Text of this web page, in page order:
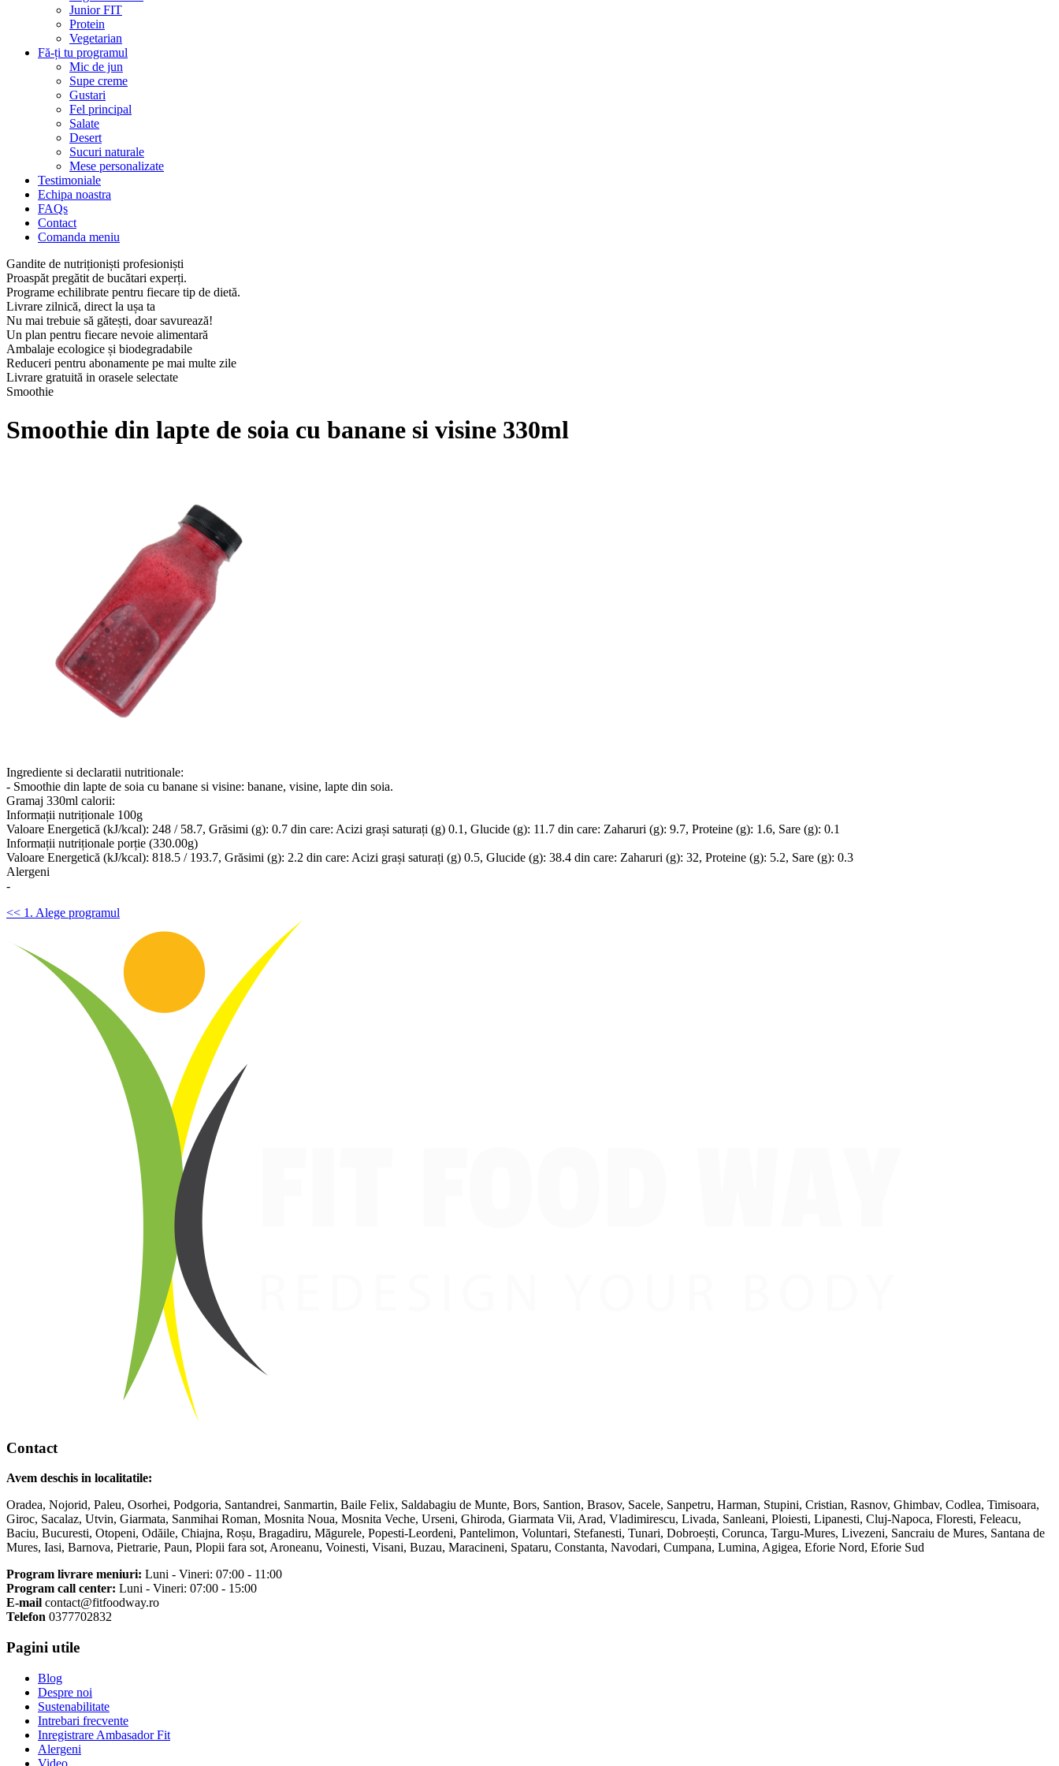
Junior FIT
Protein
Vegetarian
Fă-ți tu programul
Mic de jun
Supe creme
Gustari
Fel principal
Salate
Desert
Sucuri naturale
Mese personalizate
Testimoniale
Echipa noastra
FAQs
Contact
Comanda meniu
Gandite de nutriționiști profesioniști
Proaspăt pregătit de bucătari experți.
Programe echilibrate pentru fiecare tip de dietă.
Livrare zilnică, direct la ușa ta
Nu mai trebuie să gătești, doar savurează!
Un plan pentru fiecare nevoie alimentară
Ambalaje ecologice și biodegradabile
Reduceri pentru abonamente pe mai multe zile
Livrare gratuită in orasele selectate
Smoothie
Smoothie din lapte de soia cu banane si visine 330ml
Ingrediente si declaratii nutritionale:
- Smoothie din lapte de soia cu banane si visine: banane, visine, lapte din soia.
Gramaj 330ml calorii:
Informații nutriționale 100g
Valoare Energetică (kJ/kcal): 248 / 58.7, Grăsimi (g): 0.7 din care: Acizi grași saturați (g) 0.1, Glucide (g): 11.7 din care: Zaharuri (g): 9.7, Proteine (g): 1.6, Sare (g): 0.1
Informații nutriționale porție (330.00g)
Valoare Energetică (kJ/kcal): 818.5 / 193.7, Grăsimi (g): 2.2 din care: Acizi grași saturați (g) 0.5, Glucide (g): 38.4 din care: Zaharuri (g): 32, Proteine (g): 5.2, Sare (g): 0.3
Alergeni
-
<< 1. Alege programul
Contact
Avem deschis in localitatile:
Oradea, Nojorid, Paleu, Osorhei, Podgoria, Santandrei, Sanmartin, Baile Felix, Saldabagiu de Munte, Bors, Santion, Brasov, Sacele, Sanpetru, Harman, Stupini, Cristian, Rasnov, Ghimbav, Codlea, Timisoara,
Giroc, Sacalaz, Utvin, Giarmata, Sanmihai Roman, Mosnita Noua, Mosnita Veche, Urseni, Ghiroda, Giarmata Vii, Arad, Vladimirescu, Livada, Sanleani, Ploiesti, Lipanesti, Cluj-Napoca, Floresti, Feleacu,
Baciu, Bucuresti, Otopeni, Odăile, Chiajna, Roșu, Bragadiru, Măgurele, Popesti-Leordeni, Pantelimon, Voluntari, Stefanesti, Tunari, Dobroești, Corunca, Targu-Mures, Livezeni, Sancraiu de Mures, Santana de
Mures, Iasi, Barnova, Pietrarie, Paun, Plopii fara sot, Aroneanu, Voinesti, Visani, Buzau, Maracineni, Spataru, Constanta, Navodari, Cumpana, Lumina, Agigea, Eforie Nord, Eforie Sud
Program livrare meniuri: Luni - Vineri: 07:00 - 11:00
Program call center: Luni - Vineri: 07:00 - 15:00
E-mail contact@fitfoodway.ro
Telefon 0377702832
Pagini utile
Blog
Despre noi
Sustenabilitate
Intrebari frecvente
Inregistrare Ambasador Fit
Alergeni
Video